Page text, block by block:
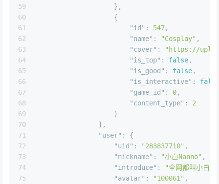
58
59
60
61
62
63
64
65
66
67
68
69
70
71
72
73
74
}
"id": 547,
"name": "Cosplay",
"cover":
"https://
"is_top": false,
"is_good": false ,
"is_interactive"
"game_id" : 0,
],
"user":
{
"uid": "283837710",
"nickname": "小白Nanno",
"introduce":
"全网都叫小